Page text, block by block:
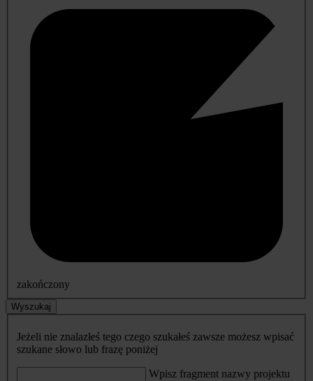
zakończony
Wyszukaj
Jeżeli nie znalazłeś tego czego szukałeś zawsze możesz wpisać
szukane słowo lub frazę poniżej
Wpisz fragment nazwy projektu